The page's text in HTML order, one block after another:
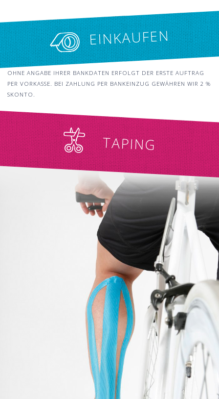
EINKAUFEN
OHNE ANGABE IHRER BANKDATEN ERFOLGT DER ERSTE AUFTRAG
PER VORKASSE. BEI ZAHLUNG PER BANKEINZUG GEWÄHREN WIR 2 %
SKONTO.
TAPING